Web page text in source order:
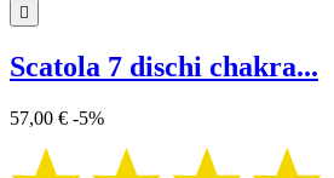

Scatola 7 dischi chakra...
57,00 € -5%